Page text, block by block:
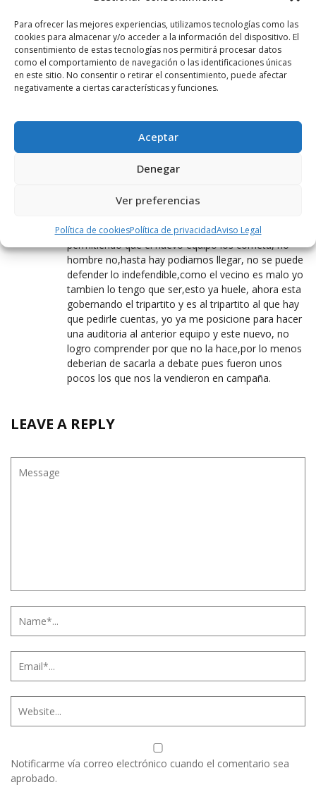
Para ofrecer las mejores experiencias, utilizamos tecnologías como las
cookies para almacenar y/o acceder a la información del dispositivo. El
consentimiento de estas tecnologías nos permitirá procesar datos
como el comportamiento de navegación o las identificaciones únicas
en este sitio. No consentir o retirar el consentimiento, puede afectar
negativamente a ciertas características y funciones.
Aceptar
Denegar
Ver preferencias
Política de cookiesPolítica de privacidadAviso Legal
Y por comparar…¿tienes las del 2015?
CAMBIO ¿DONDE ESTÁ EL CAMBIO?
6 JULIO, 2016 AT 00:21
que al final el cambio ha sido de siglas y de
tambien cometia estos errores vamos a seguir
permitiendo que el nuevo equipo los cometa, no
hombre no,hasta hay podiamos llegar, no se puede
defender lo indefendible,como el vecino es malo yo
tambien lo tengo que ser,esto ya huele, ahora esta
gobernando el tripartito y es al tripartito al que hay
que pedirle cuentas, yo ya me posicione para hacer
una auditoria al anterior equipo y este nuevo, no
logro comprender por que no la hace,por lo menos
deberian de sacarla a debate pues fueron unos
pocos los que nos la vendieron en campaña.
LEAVE A REPLY
Notificarme vía correo electrónico cuando el comentario sea
aprobado.